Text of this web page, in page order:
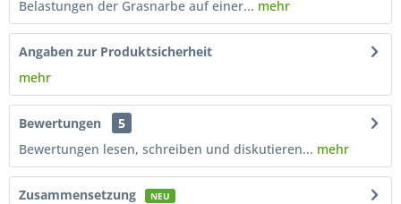
Belastungen der Grasnarbe auf einer... mehr
Angaben zur Produktsicherheit
mehr
Bewertungen
5
Bewertungen lesen, schreiben und diskutieren... mehr
Zusammensetzung NEU